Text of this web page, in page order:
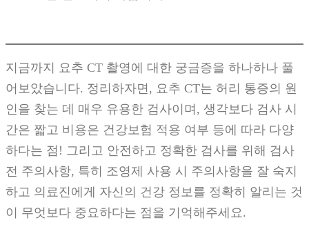
지금까지 요추 CT 촬영에 대한 궁금증을 하나하나 풀
어보았습니다. 정리하자면, 요추 CT는 허리 통증의 원
인을 찾는 데 매우 유용한 검사이며, 생각보다 검사 시
간은 짧고 비용은 건강보험 적용 여부 등에 따라 다양
하다는 점! 그리고 안전하고 정확한 검사를 위해 검사
전 주의사항, 특히 조영제 사용 시 주의사항을 잘 숙지
하고 의료진에게 자신의 건강 정보를 정확히 알리는 것
이 무엇보다 중요하다는 점을 기억해주세요.